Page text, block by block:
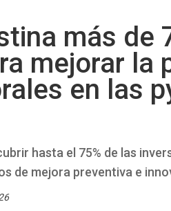
más de
mejorar la
en las
hasta el 75% de las
de mejora preventiva e